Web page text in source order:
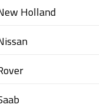
Holland